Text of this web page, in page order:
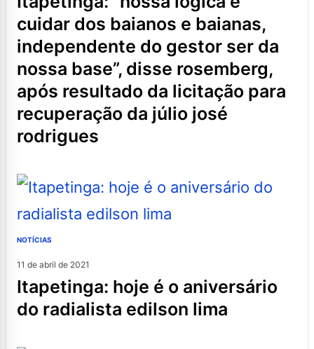
cuidar dos baianos e baianas,
independente do gestor ser da
nossa base”, disse rosemberg,
após resultado da licitação para
recuperação da júlio josé
rodrigues
NOTÍCIAS
11 de abril de 2021
itapetinga: hoje é o aniversário
do radialista edilson lima